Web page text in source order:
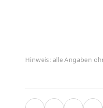
Hinweis: alle Angaben